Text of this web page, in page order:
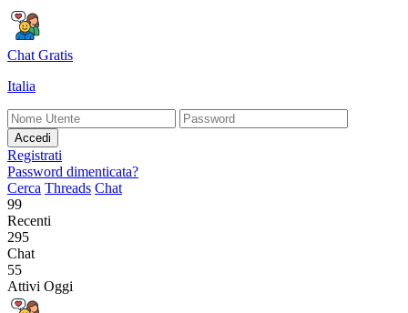
Chat Gratis
Italia
Accedi
Registrati
Password dimenticata?
Cerca Threads Chat
99
Recenti
295
Chat
55
Attivi Oggi